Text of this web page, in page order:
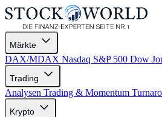
Märkte
DAX/MDAX Nasdaq S&P 500 Dow
Trading
Analysen Trading & Momentum
Krypto